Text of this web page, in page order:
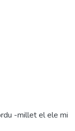
-millet el ele mi